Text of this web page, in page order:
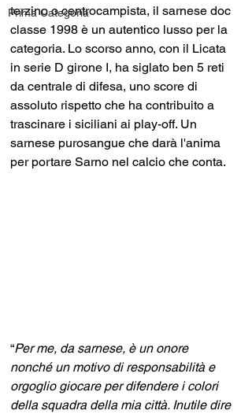
Prima Categoria
terzino o centrocampista, il sarnese doc
classe 1998 è un autentico lusso per la
categoria. Lo scorso anno, con il Licata
in serie D girone I, ha siglato ben 5 reti
da centrale di difesa, uno score di
assoluto rispetto che ha contribuito a
trascinare i siciliani ai play-off. Un
sarnese purosangue che darà l'anima
per portare Sarno nel calcio che conta.
“Per me, da sarnese, è un onore
nonché un motivo di responsabilità e
orgoglio giocare per difendere i colori
della squadra della mia città. Inutile dire